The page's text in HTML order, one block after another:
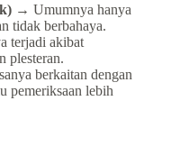
→ Umumnya hanya
tidak berbahaya.
terjadi akibat
plesteran.
berkaitan dengan
pemeriksaan lebih